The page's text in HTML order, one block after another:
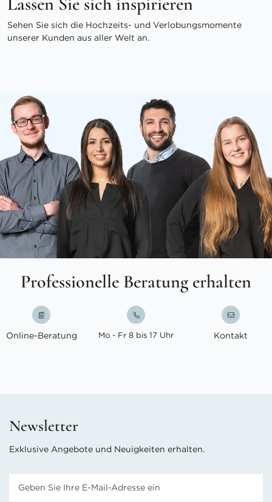
Sehen Sie sich die Hochzeits- und Verlobungsmomente
unserer Kunden aus aller Welt an.
Professionelle Beratung erhalten
Online-Beratung Mo - Fr 8 bis 17 Uhr Kontakt
Newsletter
Exklusive Angebote und Neuigkeiten erhalten.